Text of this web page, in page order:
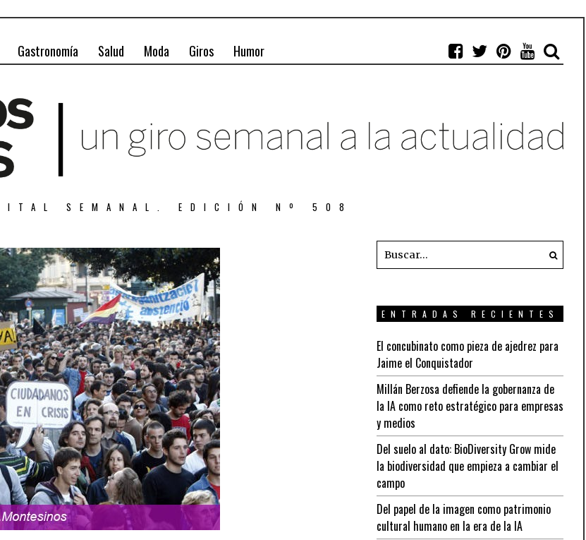
Gastronomía Salud Moda Giros Humor
SEMANAL. EDICIÓN Nº 508
ENTRADAS RECIENTES
El concubinato como pieza de ajedrez para
Jaime el Conquistador
Millán Berzosa defiende la gobernanza de
la IA como reto estratégico para empresas
y medios
Del suelo al dato: BioDiversity Grow mide
la biodiversidad que empieza a cambiar el
campo
Del papel de la imagen como patrimonio
cultural humano en la era de la IA